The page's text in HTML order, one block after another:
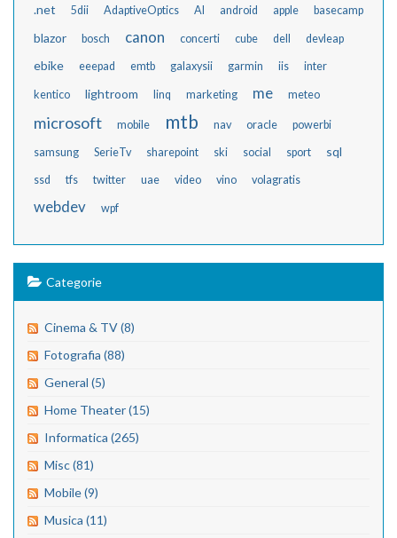
.net 5dii AdaptiveOptics AI android apple basecamp
blazor bosch canon concerti cube dell devleap
ebike eeepad emtb galaxysii garmin iis inter
kentico lightroom linq marketing me meteo
microsoft mobile mtb nav oracle powerbi
samsung SerieTv sharepoint ski social sport sql
ssd tfs twitter uae video vino volagratis
webdev wpf
Categorie
Cinema & TV (8)
Fotografia (88)
General (5)
Home Theater (15)
Informatica (265)
Misc (81)
Mobile (9)
Musica (11)